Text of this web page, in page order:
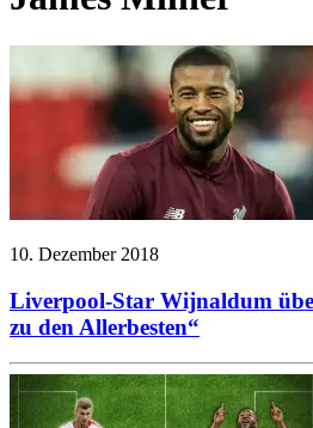
10. Dezember 2018
Liverpool-Star Wijnaldum
zu den Allerbesten“